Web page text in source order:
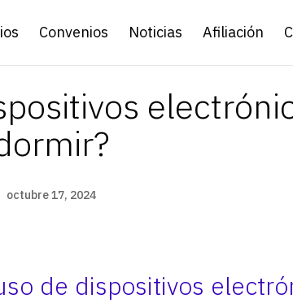
Convenios Noticias Afiliación
octubre 17, 2024
de dispositivos